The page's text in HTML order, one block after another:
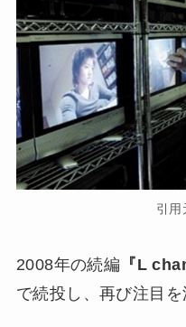
引用
2008年の続編 『L
で続投し、再び注目を